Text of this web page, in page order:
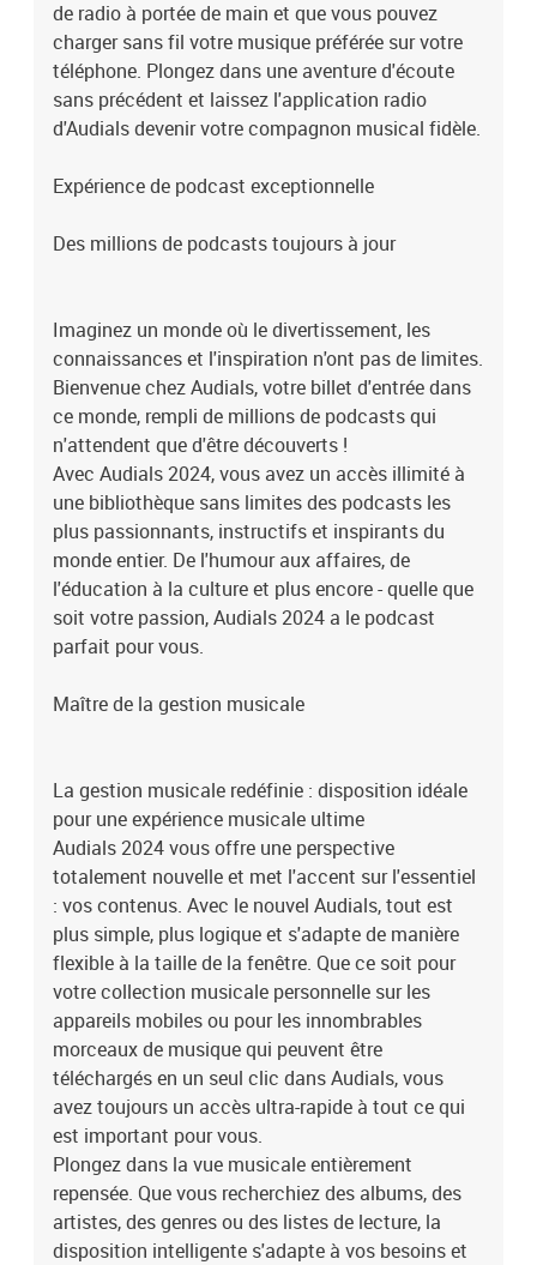
apprécier simplementAudials 2024 vous offre, dans la colonne
latérale droite, l'outil idéal pour obtenir de nombreuses nouvelles
données de médias. Cependant, il y a des moments où vous voulez
simplement vous détendre avec de la musique ou des podcasts.
Désormais, grâce au nouveau mode sans colonne latérale, vous
pouvez profiter de vos médias sur tout l'écran.Couvertures et
bouton dans le lecteur qui affiche toutes les informations
lecture dans la fenêtre entière. De cette façon, vous avez un accès
direct à toutes les images de couverture et les paroles des
de radio à portée de main et que vous pouvez
charger sans fil votre musique préférée sur votre
téléphone. Plongez dans une aventure d'écoute
sans précédent et laissez l'application radio
d'Audials devenir votre compagnon musical fidèle.
Expérience de podcast exceptionnelle
Des millions de podcasts toujours à jour
Imaginez un monde où le divertissement, les
connaissances et l'inspiration n'ont pas de limites.
Bienvenue chez Audials, votre billet d'entrée dans
ce monde, rempli de millions de podcasts qui
n'attendent que d'être découverts !
Avec Audials 2024, vous avez un accès illimité à
une bibliothèque sans limites des podcasts les
plus passionnants, instructifs et inspirants du
monde entier. De l'humour aux affaires, de
l'éducation à la culture et plus encore - quelle que
soit votre passion, Audials 2024 a le podcast
parfait pour vous.
Maître de la gestion musicale
La gestion musicale redéfinie : disposition idéale
pour une expérience musicale ultime
Audials 2024 vous offre une perspective
totalement nouvelle et met l'accent sur l'essentiel
: vos contenus. Avec le nouvel Audials, tout est
plus simple, plus logique et s'adapte de manière
flexible à la taille de la fenêtre. Que ce soit pour
votre collection musicale personnelle sur les
appareils mobiles ou pour les innombrables
morceaux de musique qui peuvent être
téléchargés en un seul clic dans Audials, vous
avez toujours un accès ultra-rapide à tout ce qui
est important pour vous.
Plongez dans la vue musicale entièrement
repensée. Que vous recherchiez des albums, des
artistes, des genres ou des listes de lecture, la
disposition intelligente s'adapte à vos besoins et